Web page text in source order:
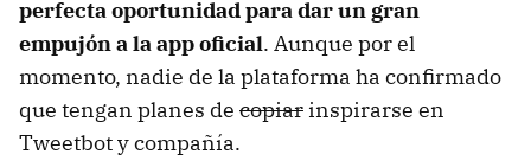
perfecta oportunidad para dar un gran
empujón a la app oficial. Aunque por el
momento, nadie de la plataforma ha confirmado
que tengan planes de copiar inspirarse en
Tweetbot y compañía.